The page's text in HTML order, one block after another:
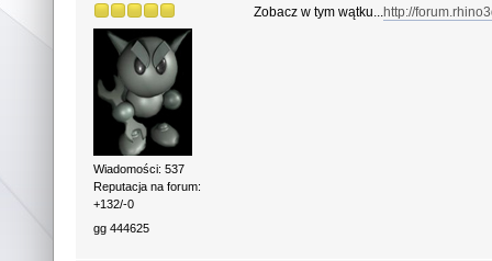
Wiadomości: 537
Reputacja na forum:
+132/-0
gg 444625
Zobacz w tym wątku...http://